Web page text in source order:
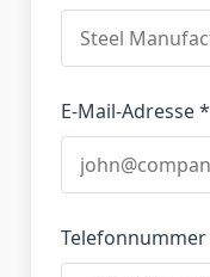
E-Mail-Adresse *
Telefonnummer